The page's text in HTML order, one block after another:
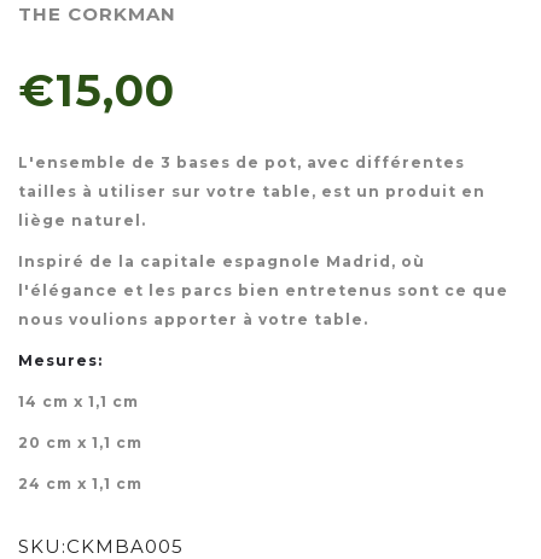
THE CORKMAN
€15,00
L'ensemble de 3 bases de pot, avec différentes
tailles à utiliser sur votre table, est un produit en
liège naturel.
Inspiré de la capitale espagnole Madrid, où
l'élégance et les parcs bien entretenus sont ce que
nous voulions apporter à votre table.
Mesures:
14 cm x 1,1 cm
20 cm x 1,1 cm
24 cm x 1,1 cm
SKU:CKMBA005